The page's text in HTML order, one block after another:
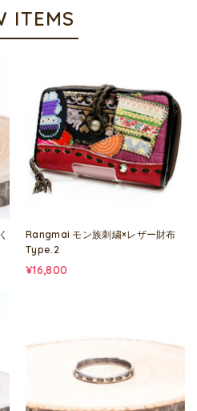
ITEMS
Rangmai モン族刺繍×レザー財布
Type.2
¥16,800